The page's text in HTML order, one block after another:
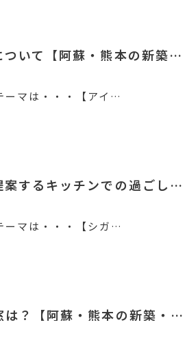
ついて【阿蘇・熊本の新築…
ーマは・・・【アイ…
案するキッチンでの過ごし…
ーマは・・・【シガ…
は？【阿蘇・熊本の新築・…